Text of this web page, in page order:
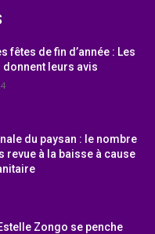
fêtes de fin d’année : Les
leurs avis
du paysan : le nombre
revue à la baisse à cause
Zongo se penche